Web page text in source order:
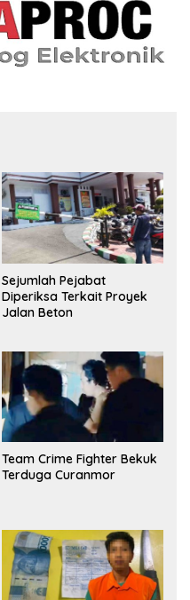
Sejumlah Pejabat
Diperiksa Terkait Proyek
Jalan Beton
Team Crime Fighter Bekuk
Terduga Curanmor